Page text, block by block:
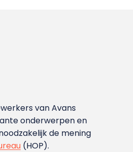
van Avans
onderwerpen en
de mening
(HOP).